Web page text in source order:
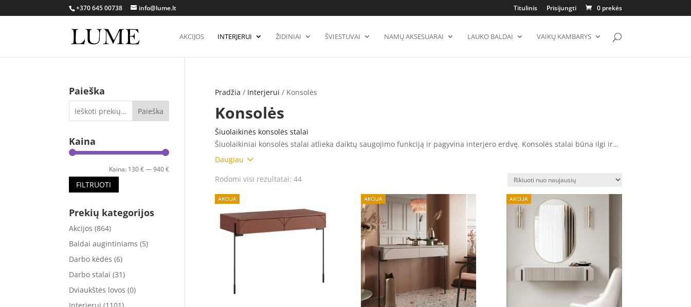
+370 645 00738 info@lume.lt Titulinis Prisijungti 0 prekės
AKCIJOS INTERJERUI ŽIDINIAI ŠVIESTUVAI NAMŲ AKSESUARAI LAUKO BALDAI VAIKŲ KAMBARYS
Pradžia / Interjerui / Konsolės
Konsolės
Šiuolaikinės konsolės stalai
Šiuolaikiniai konsolės stalai atlieka daiktų saugojimo funkciją ir pagyvina interjero erdvę. Konsolės stalai būna ilgi ir
siauri – idealiai tinka prie įėjimo ar prieškambario sienos.
vieną šalia sekcijos, kad pastatytumėte
apšvietimui. Kita vieta: prie sienos su skulptūra ir žvakių
asortimentu ant konsolės staliuko, modernus konsolinis stalas atrodo dar geriau su sieniniu veidrodžiu virš jo.
Daugiau 3
Rodomi visi rezultatai: 44Rūšiuojama
Paieška
Paieška
Kaina
Min
Maks
Kaina: 130 €—940 €
FILTRUOTI
Prekių kategorijos
Akcijos (864)
Baldai augintiniams (5)
Darbo kėdės (6)
Darbo stalai (31)
Dviaukštės lovos (0)